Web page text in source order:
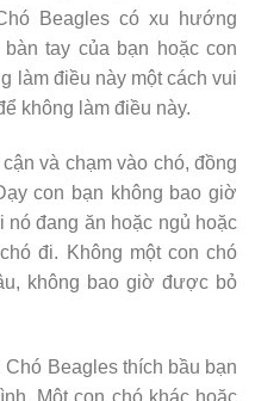
Beagles có xu hướng
bàn tay của bạn hoặc con
làm điều này một cách vui
không làm điều này.
và chạm vào chó, đồng
con bạn không bao giờ
nó đang ăn hoặc ngủ hoặc
đi. Không một con chó
không bao giờ được bỏ
Beagles thích bầu bạn
Một con chó khác hoặc